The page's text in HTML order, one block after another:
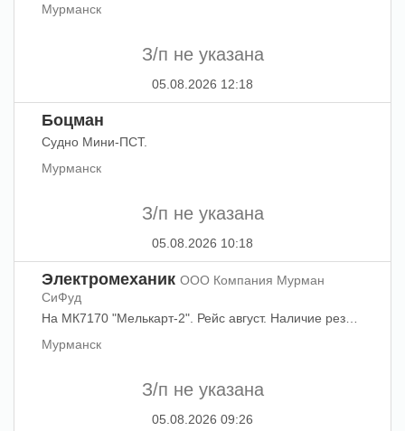
Мурманск
З/п не указана
05.08.2026 12:18
Боцман
Судно Мини-ПСТ.
Мурманск
З/п не указана
05.08.2026 10:18
Электромеханик ООО Компания Мурман
СиФуд
Мурманск
З/п не указана
05.08.2026 09:26